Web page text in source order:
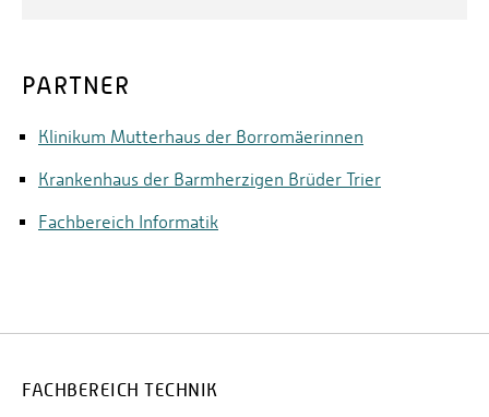
PARTNER
Klinikum Mutterhaus der Borromäerinnen
Krankenhaus der Barmherzigen Brüder Trier
Fachbereich Informatik
FACHBEREICH TECHNIK